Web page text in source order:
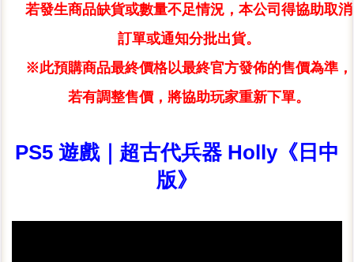
若發生商品缺貨或數量不足情況，本公司得協助取消
訂單或通知分批出貨。
※此預購商品最終價格以最終官方發佈的售價為準，
若有調整售價，將協助玩家重新下單。
PS5 遊戲｜超古代兵器 Holly《日中
版》